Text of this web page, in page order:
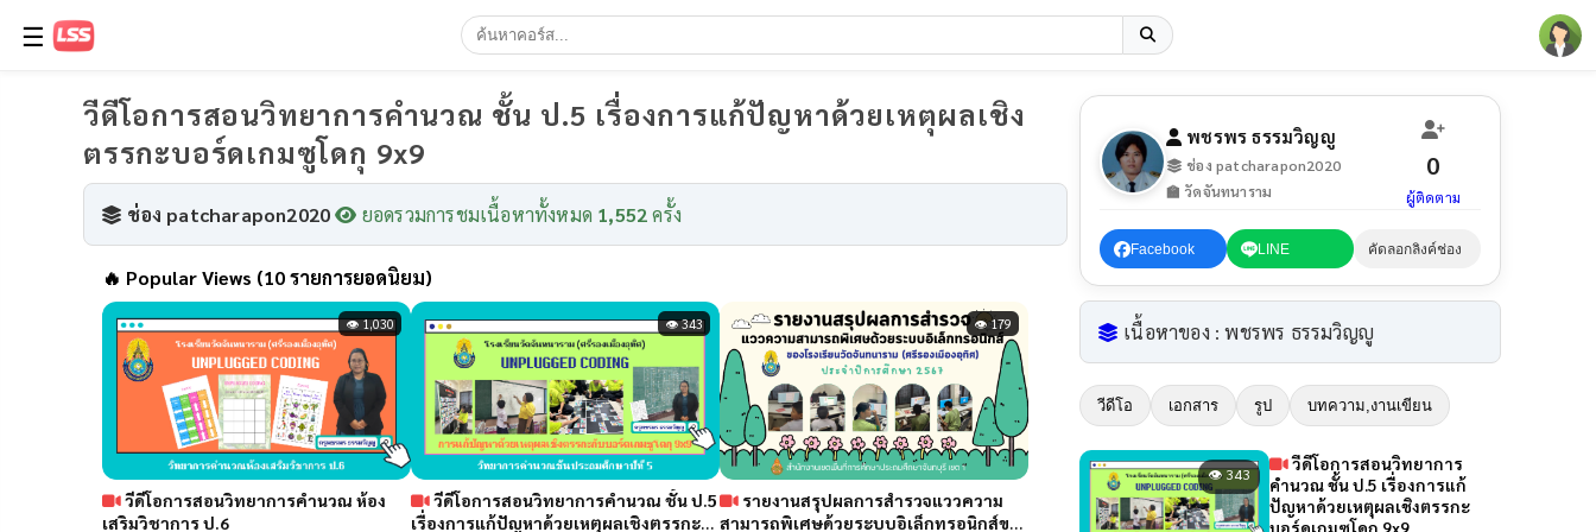
☰
วีดีโอการสอนวิทยาการคำนวณ ชั้น ป.5 เรื่องการแก้ปัญหาด้วยเหตุผลเชิง
ตรรกะบอร์ดเกมซูโดกุ 9x9
ช่อง patcharapon2020 ยอดรวมการชมเนื้อหาทั้งหมด 1,552ครั้ง
🔥 Popular Views (10 รายการยอดนิยม)
👁 1,030
วีดีโอการสอนวิทยาการคำนวณ ห้อง
เสริมวิชาการ ป.6
👁 343
วีดีโอการสอนวิทยาการคำนวณ ชั้น ป.5
เรื่องการแก้ปัญหาด้วยเหตุผลเชิงตรรกะ
👁 179
รายงานสรุปผลการสำรวจแววความ
สามารถพิเศษด้วยระบบอิเล็กทรอนิกส์ของ
พชรพร ธรรมวิญญู
ช่อง patcharapon2020
🏫 วัดจันทนาราม
0
ผู้ติดตาม
Facebook LINE คัดลอกลิงค์ช่อง
เนื้อหาของ : พชรพร ธรรมวิญญู
วีดีโอ เอกสาร รูป บทความ,งานเขียน
👁 343
วีดีโอการสอนวิทยาการ
คำนวณ ชั้น ป.5 เรื่องการแก้
ปัญหาด้วยเหตุผลเชิงตรรกะ
บอร์ดเกมซูโดกุ 9x9